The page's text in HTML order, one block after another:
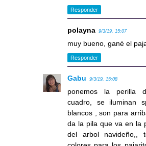
Responder
polayna 9/3/19, 15:07
muy bueno, gané el
Responder
Gabu 9/3/19, 15:08
ponemos la perilla
cuadro, se iluminan
blancos , son para
da la pila que va en la
del arbol navideño,,